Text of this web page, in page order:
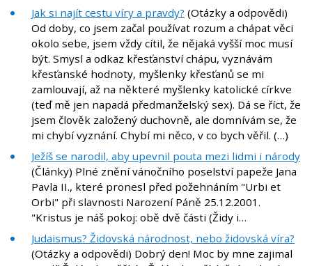
Jak si najít cestu víry a pravdy? (Otázky a odpovědi)
Od doby, co jsem začal používat rozum a chápat věci
okolo sebe, jsem vždy cítil, že nějaká vyšší moc musí
být. Smysl a odkaz křesťanství chápu, vyznávám
křesťanské hodnoty, myšlenky křesťanů se mi
zamlouvají, až na některé myšlenky katolické církve
(teď mě jen napadá předmanželský sex). Dá se říct, že
jsem člověk založený duchovně, ale domnívám se, že
mi chybí vyznání. Chybí mi něco, v co bych věřil. (…)
Ježíš se narodil, aby upevnil pouta mezi lidmi i národy
(Články) Plné znění vánočního poselství papeže Jana
Pavla II., které pronesl před požehnáním "Urbi et
Orbi" při slavnosti Narození Páně 25.12.2001.
"Kristus je náš pokoj: obě dvě části (Židy i…
Judaismus? Židovská národnost, nebo židovská víra?
(Otázky a odpovědi) Dobrý den! Moc by mne zajimal